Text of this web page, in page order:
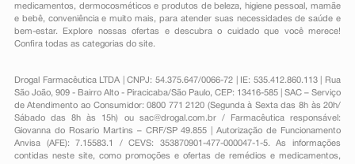
medicamentos , dermocosméticos e produtos de beleza, higiene pessoal ,mamãe
e bebê, conveniênciae muito mais, para atender suas necessidades de saúde e
bem-estar. Explore nossas ofertas e descubra o cuidado que você merece!
Confira todas as categorias do site.
Drogal Farmacêutica LTDA | CNPJ: 54.375.647/0066-72 | IE: 535.412.860.113 | Rua
São João, 909 - Bairro Alto - Piracicaba/São Paulo, CEP: 13416-585 | SAC – Serviço
de Atendimento ao Consumidor: 0800 771 2120 (Segunda à Sexta das 8h às 20h/
Sábado das 8h às 15h) ou sac@drogal.com.br/ Farmacêutica responsável:
Giovanna do Rosario Martins – CRF/SP 49.855 | Autorização de Funcionamento
Anvisa (AFE): 7.15583.1 / CEVS: 353870901-477-000047-1-5. As informações
contidas neste site, como promoções e ofertas de remédios e medicamentos,